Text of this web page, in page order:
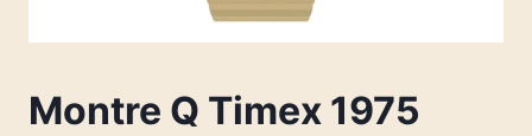
Montre Q Timex 1975